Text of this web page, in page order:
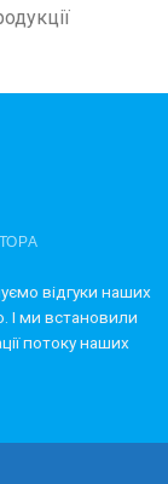
відгуки наших
І ми встановили
потоку наших